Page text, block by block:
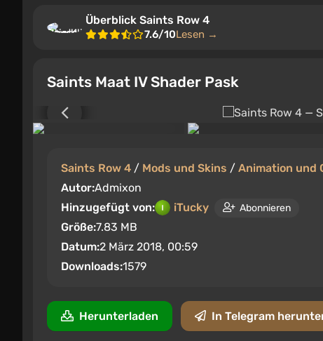
Überblick Saints Row 4
7.6/10Lesen →
Saints Maat IV Shader Pask
Saints Row 4 / Mods und Skins / Animation und
Autor:Admixon
Hinzugefügt von:
iTucky Abonnieren
Größe:7.83 MB
Datum:2 März 2018, 00:59
Downloads:1579
Herunterladen In Telegram